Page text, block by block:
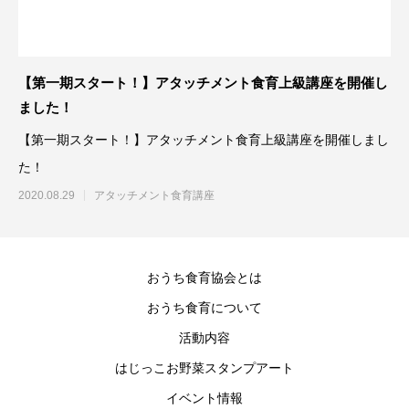
【第一期スタート！】アタッチメント食育上級講座を開催し
ました！
【第一期スタート！】アタッチメント食育上級講座を開催しまし
た！
2020.08.29 アタッチメント食育講座
おうち食育協会とは
おうち食育について
活動内容
はじっこお野菜スタンプアート
イベント情報